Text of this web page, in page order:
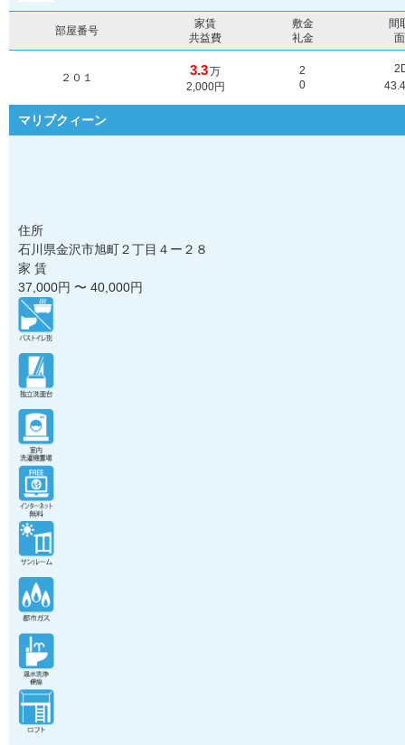
部屋番号
家賃
共益費
敷金
礼金
間
２０１ 3.3万
2,000円
2
0
マリブクィーン
住所
石川県金沢市旭町２丁目４ー２８
家 賃
37,000円 〜 40,000円